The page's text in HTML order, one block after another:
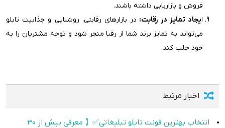
فروش و بازاریابی داشته باشند.
ایجاد تمایز در رقابت: در بازارهای رقابتی، روشنایی و جذابیت تابلو
می‌تواند به تمایز برند شما از رقبا منجر شود و توجه مشتریان را به
خود جلب کند.
اخبار مرتبط
انتخاب بهترین فونت تابلو تبلیغاتی✅【 معرفی بیش از 30